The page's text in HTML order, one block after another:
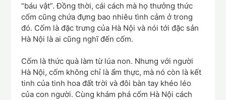
“báu vật”. Đồng thời, cái cách mà họ thưởng thức
cốm cũng chứa đựng bao nhiêu tình cảm ở trong
đó. Cốm là đặc trưng của Hà Nội và nói tới đặc sản
Hà Nội là ai cũng nghĩ đến cốm.
Cốm là thức quà làm từ lúa non. Nhưng với người
Hà Nội, cốm không chỉ là ẩm thực, mà nó còn là kết
tinh của tinh hoa đất trời và đôi bàn tay khéo léo
của con người. Cùng khám phá cốm Hà Nội cách